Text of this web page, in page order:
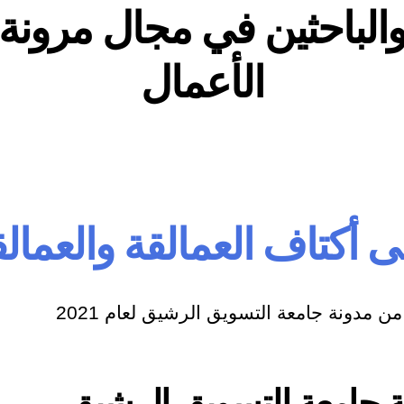
في مجال
الأعمال
أكتاف العمالقة
مدونة جامعة التسويق الرشيق لعام 2021